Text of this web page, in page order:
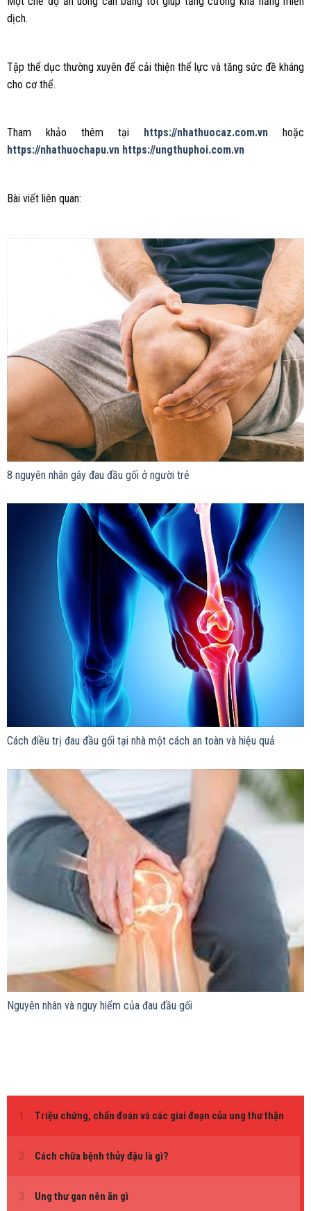
dịch.
Tập thể dục thường xuyên để cải thiện thể lực và tăng sức đề kháng
cho cơ thể.
Tham khảo thêm tại https://nhathuocaz.com.vn hoặc
https://nhathuochapu.vn https://ungthuphoi.com.vn
Bài viết liên quan:
8 nguyên nhân gây đau đầu gối ở người trẻ
Cách điều trị đau đầu gối tại nhà một cách an toàn và hiệu quả
Nguyên nhân và nguy hiểm của đau đầu gối